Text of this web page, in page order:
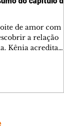
de amor com
a relação
Kênia acredita
jazida de